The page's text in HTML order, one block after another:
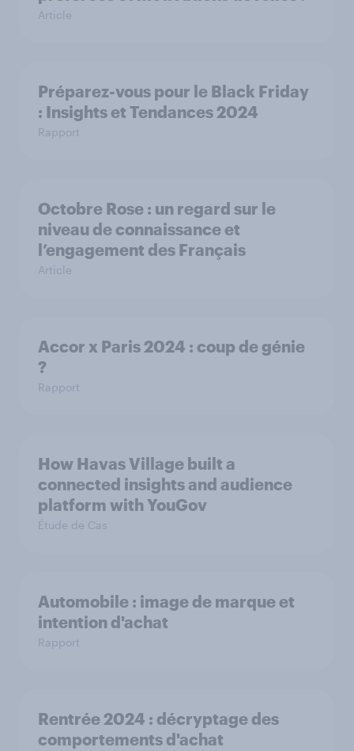
Article
Préparez-vous pour le Black Friday
: Insights et Tendances 2024
Rapport
Octobre Rose : un regard sur le
niveau de connaissance et
l’engagement des Français
Article
Accor x Paris 2024 : coup de génie
?
Rapport
How Havas Village built a
connected insights and audience
platform with YouGov
Étude de Cas
Automobile : image de marque et
intention d'achat
Rapport
Rentrée 2024 : décryptage des
comportements d'achat